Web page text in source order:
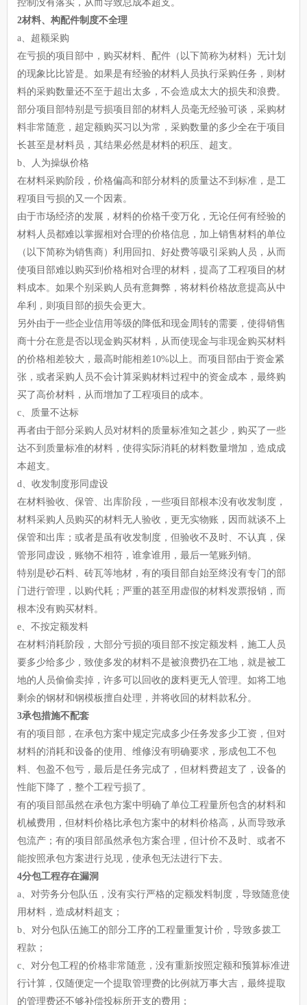
控制没有落实，从而导致总成本超支。
2材料、构配件制度不全理
a、超额采购
在亏损的项目部中，购买材料、配件（以下简称为材料）无计划
的现象比比皆是。如果是有经验的材料人员执行采购任务，则材
料的采购数量还不至于超出太多，不会造成太大的损失和浪费。
部分项目部特别是亏损项目部的材料人员毫无经验可谈，采购材
料非常随意，超定额购买习以为常，采购数量的多少全在于项目
长甚至是材料员，其结果必然是材料的积压、超支。
b、人为操纵价格
在材料采购阶段，价格偏高和部分材料的质量达不到标准，是工
程项目亏损的又一个因素。
由于市场经济的发展，材料的价格千变万化，无论任何有经验的
材料人员都难以掌握相对合理的价格信息，加上销售材料的单位
（以下简称为销售商）利用回扣、好处费等吸引采购人员，从而
使项目部难以购买到价格相对合理的材料，提高了工程项目的材
料成本。如果个别采购人员有意舞弊，将材料价格故意提高从中
牟利，则项目部的损失会更大。
另外由于一些企业信用等级的降低和现金周转的需要，使得销售
商十分在意是否以现金购买材料，从而使现金与非现金购买材料
的价格相差较大，最高时能相差10%以上。而项目部由于资金紧
张，或者采购人员不会计算采购材料过程中的资金成本，最终购
买了高价材料，从而增加了工程项目的成本。
c、质量不达标
再者由于部分采购人员对材料的质量标准知之甚少，购买了一些
达不到质量标准的材料，使得实际消耗的材料数量增加，造成成
本超支。
d、收发制度形同虚设
在材料验收、保管、出库阶段，一些项目部根本没有收发制度，
材料采购人员购买的材料无人验收，更无实物账，因而就谈不上
保管和出库；或者是虽有收发制度，但验收不及时、不认真，保
管形同虚设，账物不相符，谁拿谁用，最后一笔账列销。
特别是砂石料、砖瓦等地材，有的项目部自始至终没有专门的部
门进行管理，以购代耗；严重的甚至用虚假的材料发票报销，而
根本没有购买材料。
e、不按定额发料
在材料消耗阶段，大部分亏损的项目部不按定额发料，施工人员
要多少给多少，致使多发的材料不是被浪费扔在工地，就是被工
地的人员偷偷卖掉，许多可以回收的废料更无人管理。如将工地
剩余的钢材和钢模板擅自处理，并将收回的材料款私分。
3承包措施不配套
有的项目部，在承包方案中规定完成多少任务发多少工资，但对
材料的消耗和设备的使用、维修没有明确要求，形成包工不包
料、包盈不包亏，最后是任务完成了，但材料费超支了，设备的
性能下降了，整个工程亏损了。
有的项目部虽然在承包方案中明确了单位工程量所包含的材料和
机械费用，但材料价格比承包方案中的材料价格高，从而导致承
包流产；有的项目部虽然承包方案合理，但计价不及时、或者不
能按照承包方案进行兑现，使承包无法进行下去。
4分包工程存在漏洞
a、对劳务分包队伍，没有实行严格的定额发料制度，导致随意使
用材料，造成材料超支；
b、对分包队伍施工的部分工序的工程量重复计价，导致多拨工
程款；
c、对分包工程的价格非常随意，没有重新按照定额和预算标准进
行计算，仅随便定一个提取管理费的比例就万事大吉，最终提取
的管理费还不够补偿投标所开支的费用；